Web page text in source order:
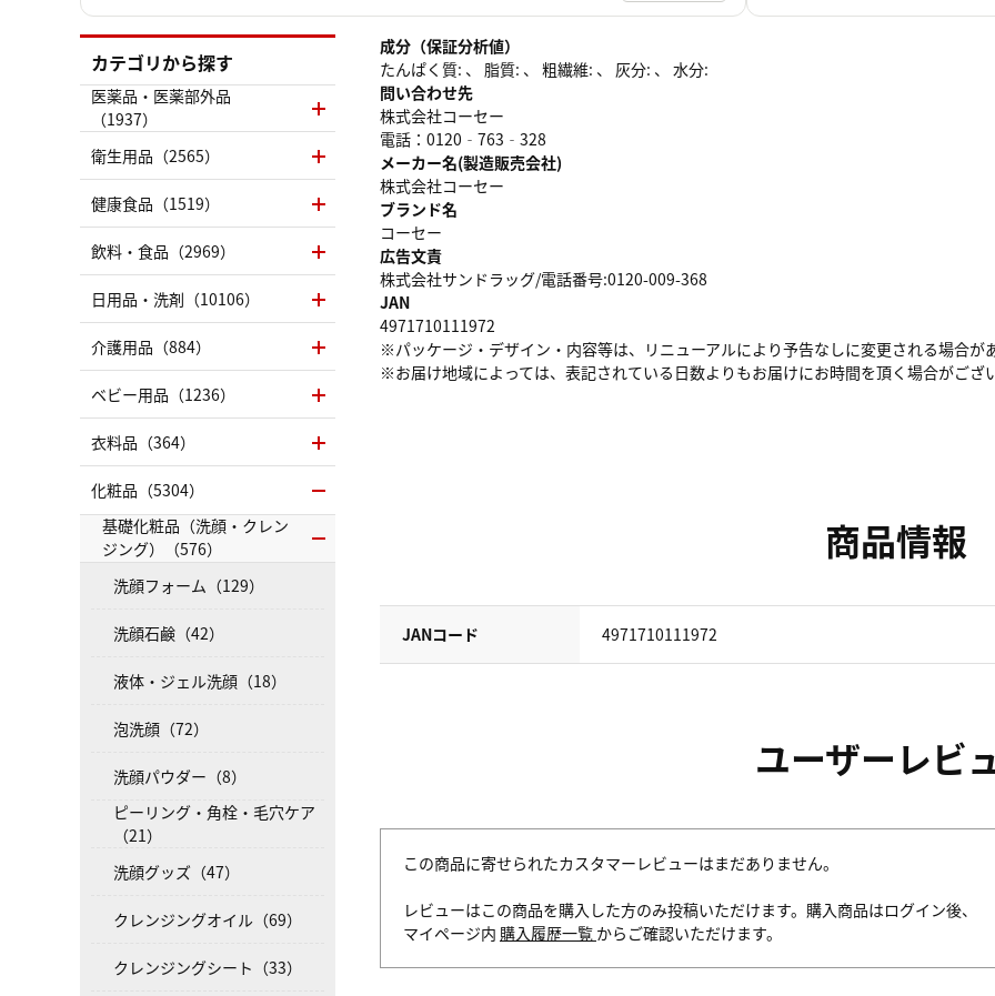
成分（保証分析値）
たんぱく質: 、 脂質: 、 粗繊維: 、 灰分: 、 水分:
問い合わせ先
株式会社コーセー
電話：0120‐763‐328
メーカー名(製造販売会社)
株式会社コーセー
ブランド名
コーセー
広告文責
株式会社サンドラッグ/電話番号:0120-009-368
JAN
4971710111972
※パッケージ・デザイン・内容等は、リニューアルにより予告なしに変更される場合が
※お届け地域によっては、表記されている日数よりもお届けにお時間を頂く場合がござ
商品情報
JANコード 4971710111972
ユーザーレビ
この商品に寄せられたカスタマーレビューはまだありません。
レビューはこの商品を購入した方のみ投稿いただけます。購入商品はログイン後、
マイページ内 購入履歴一覧 からご確認いただけます。
カテゴリから探す
医薬品・医薬部外品
（1937）
衛生用品（2565）
健康食品（1519）
飲料・食品（2969）
日用品・洗剤（10106）
介護用品（884）
ベビー用品（1236）
衣料品（364）
化粧品（5304）
基礎化粧品（洗顔・クレン
ジング）（576）
洗顔フォーム（129）
洗顔石鹸（42）
液体・ジェル洗顔（18）
泡洗顔（72）
洗顔パウダー（8）
ピーリング・角栓・毛穴ケア
（21）
洗顔グッズ（47）
クレンジングオイル（69）
クレンジングシート（33）